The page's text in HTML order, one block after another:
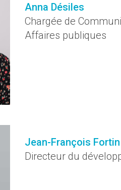
Anna Désiles
Chargée de
Affaires publiques
Jean-François Fortin
Directeur du